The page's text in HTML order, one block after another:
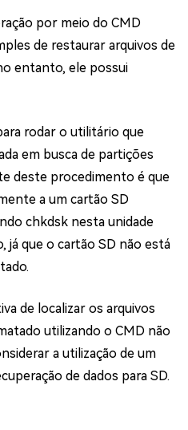
por meio do CMD
de restaurar arquivos de
entanto, ele possui
rodar o utilitário que
em busca de partições
deste procedimento é que
a um cartão SD
chkdsk nesta unidade
já que o cartão SD não está
de localizar os arquivos
utilizando o CMD não
a utilização de um
de dados para SD.